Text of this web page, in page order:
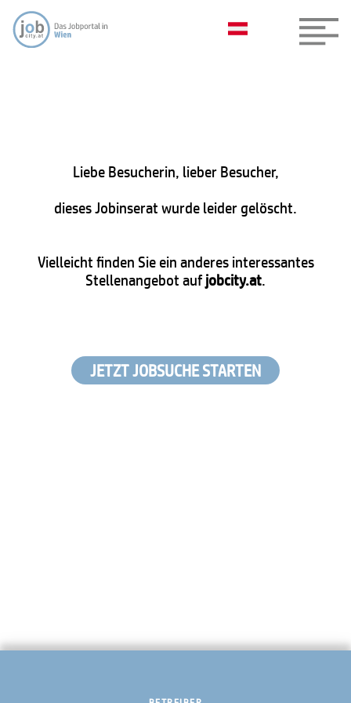
Liebe Besucherin, lieber Besucher,
dieses Jobinserat wurde leider gelöscht.
Vielleicht finden Sie ein anderes interessantes
Stellenangebot aufjobcity.at.
JETZT JOBSUCHE STARTEN